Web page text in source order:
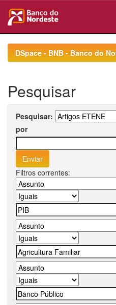
navigationDSpace - BNB - Banco do
Pesquisar
Pesquisar:
por
Filtros correntes: